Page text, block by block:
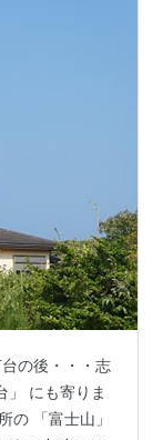
の後・・・志
」 にも寄りま
の 「富士山」